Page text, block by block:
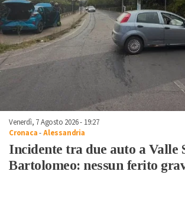
Venerdì, 7 Agosto 2026 - 19:27
Cronaca-Alessandria
Incidente tra due auto a Valle
Bartolomeo: nessun ferito